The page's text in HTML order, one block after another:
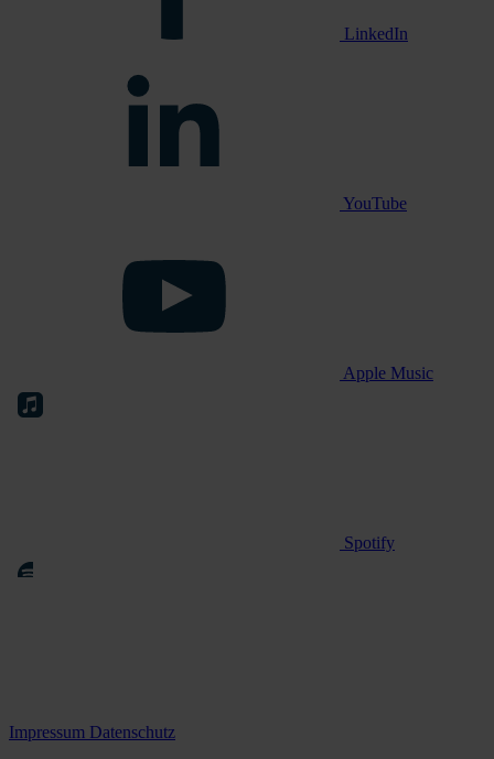
LinkedIn
YouTube
Apple Music
Spotify
Impressum Datenschutz